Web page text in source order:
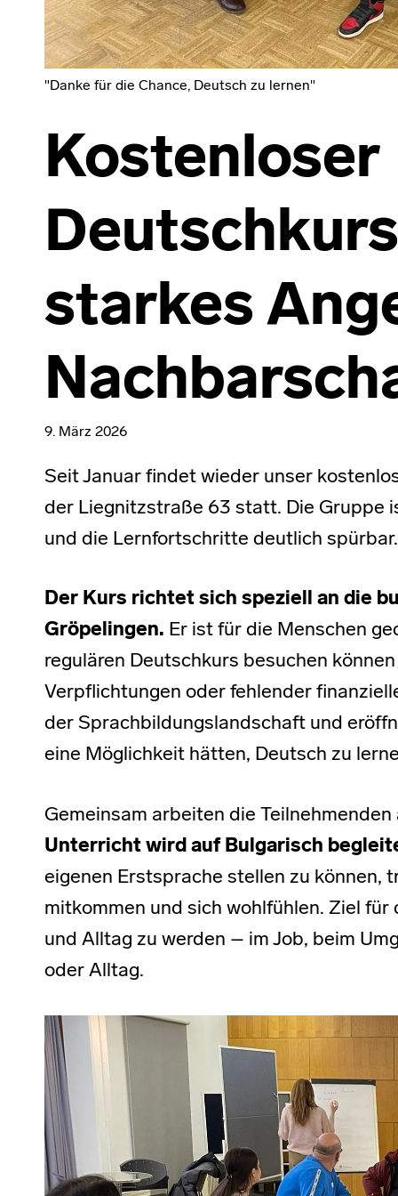
"Danke für die Chance, Deutsch zu lernen"
Kostenloser
starkes
9. März 2026
Seit Januar findet wieder unser
der Liegnitzstraße 63 statt. Die Gruppe
und die Lernfortschritte deutlich spürbar.
Der Kurs richtet sich speziell an die
Gröpelingen. Er ist für die Menschen
regulären Deutschkurs besuchen
Verpflichtungen oder fehlender
der Sprachbildungslandschaft und
eine Möglichkeit hätten, Deutsch zu
Gemeinsam arbeiten die
Unterricht wird auf Bulgarisch
eigenen Erstsprache stellen zu können,
mitkommen und sich wohlfühlen. Ziel
und Alltag zu werden – im Job, beim
oder Alltag.